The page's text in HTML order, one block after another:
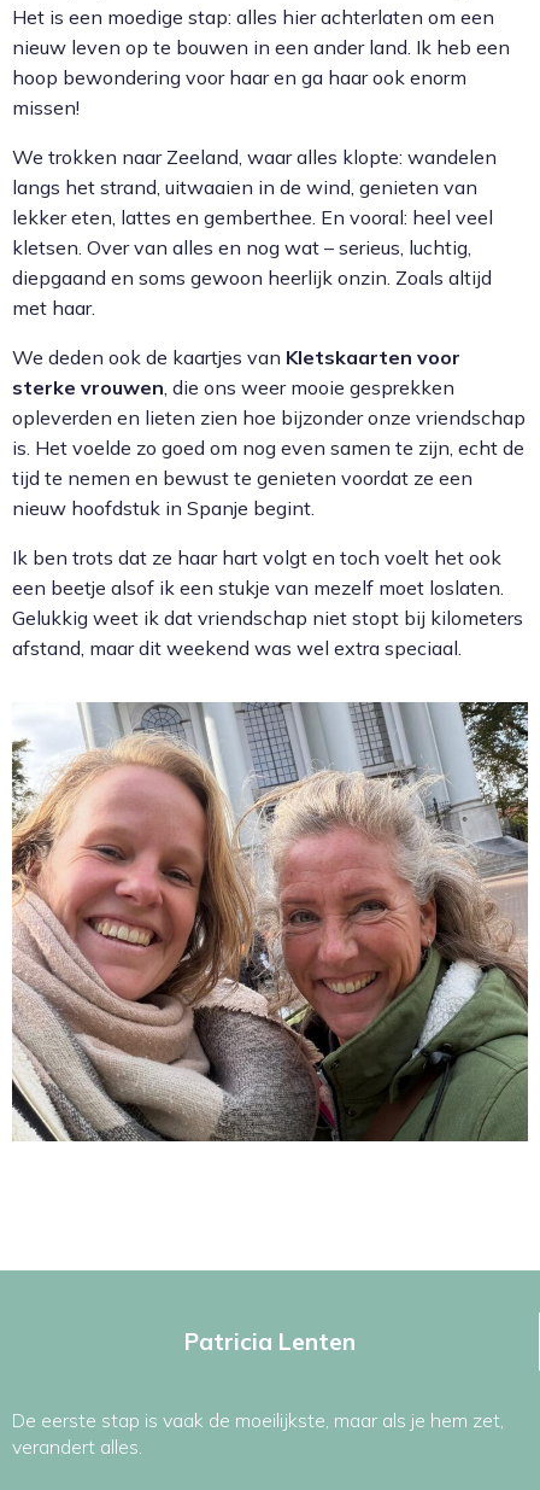
Het is een moedige stap: alles hier achterlaten om een
nieuw leven op te bouwen in een ander land. Ik heb een
hoop bewondering voor haar en ga haar ook enorm
missen!
We trokken naar Zeeland, waar alles klopte: wandelen
langs het strand, uitwaaien in de wind, genieten van
lekker eten, lattes en gemberthee. En vooral: heel veel
kletsen. Over van alles en nog wat – serieus, luchtig,
diepgaand en soms gewoon heerlijk onzin. Zoals altijd
met haar.
We deden ook de kaartjes van Kletskaarten voor
sterke vrouwen, die ons weer mooie gesprekken
opleverden en lieten zien hoe bijzonder onze vriendschap
is. Het voelde zo goed om nog even samen te zijn, echt de
tijd te nemen en bewust te genieten voordat ze een
nieuw hoofdstuk in Spanje begint.
Ik ben trots dat ze haar hart volgt en toch voelt het ook
een beetje alsof ik een stukje van mezelf moet loslaten.
Gelukkig weet ik dat vriendschap niet stopt bij kilometers
afstand, maar dit weekend was wel extra speciaal.
Patricia Lenten
De eerste stap is vaak de moeilijkste, maar als je hem zet,
verandert alles.